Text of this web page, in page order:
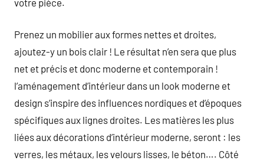
Prenez un mobilier aux formes nettes et droites,
ajoutez-y un bois clair ! Le résultat n’en sera que plus
net et précis et donc moderne et contemporain !
l’aménagement d’intérieur dans un look moderne et
design s’inspire des influences nordiques et d’époques
spécifiques aux lignes droites. Les matières les plus
liées aux décorations d’intérieur moderne, seront : les
verres, les métaux, les velours lisses, le béton…. Côté